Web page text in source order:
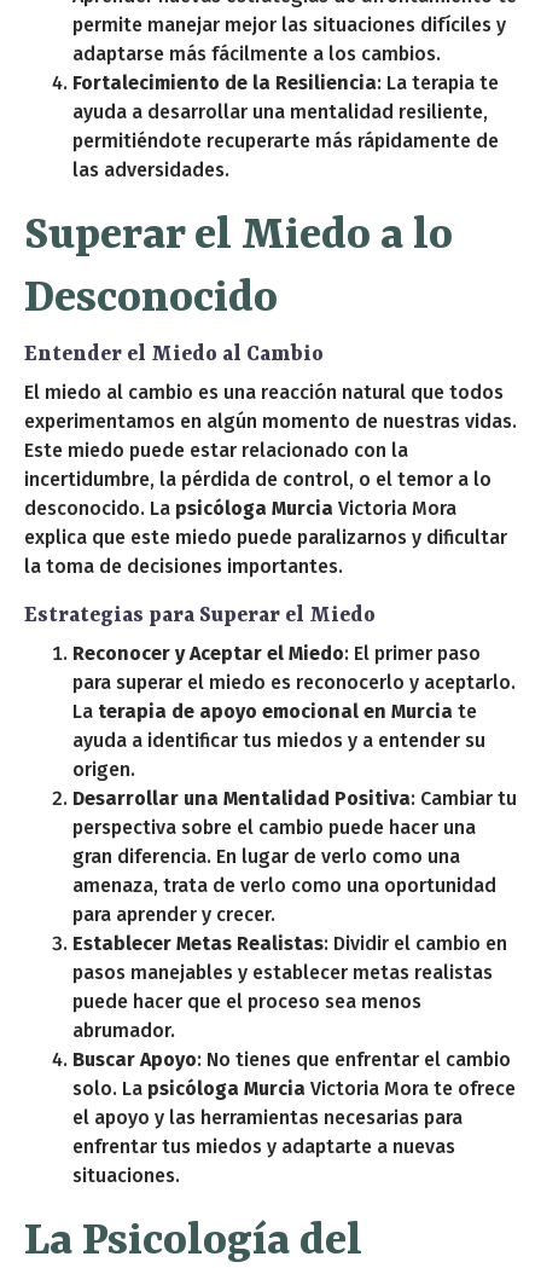
permite manejar mejor las situaciones difíciles y
adaptarse más fácilmente a los cambios.
Fortalecimiento de la Resiliencia: La terapia te
ayuda a desarrollar una mentalidad resiliente,
permitiéndote recuperarte más rápidamente de
las adversidades.
Superar el Miedo a lo
Desconocido
Entender el Miedo al Cambio
El miedo al cambio es una reacción natural que todos
experimentamos en algún momento de nuestras vidas.
Este miedo puede estar relacionado con la
incertidumbre, la pérdida de control, o el temor a lo
desconocido. La psicóloga Murcia Victoria Mora
explica que este miedo puede paralizarnos y dificultar
la toma de decisiones importantes.
Estrategias para Superar el Miedo
Reconocer y Aceptar el Miedo: El primer paso
para superar el miedo es reconocerlo y aceptarlo.
La terapia de apoyo emocional en Murcia te
ayuda a identificar tus miedos y a entender su
origen.
Desarrollar una Mentalidad Positiva: Cambiar tu
perspectiva sobre el cambio puede hacer una
gran diferencia. En lugar de verlo como una
amenaza, trata de verlo como una oportunidad
para aprender y crecer.
Establecer Metas Realistas: Dividir el cambio en
pasos manejables y establecer metas realistas
puede hacer que el proceso sea menos
abrumador.
Buscar Apoyo: No tienes que enfrentar el cambio
solo. La psicóloga Murcia Victoria Mora te ofrece
el apoyo y las herramientas necesarias para
enfrentar tus miedos y adaptarte a nuevas
situaciones.
La Psicología del